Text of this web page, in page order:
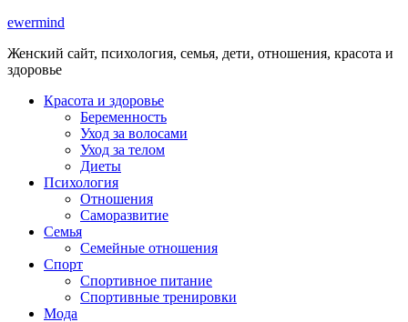
ewermind
Женский сайт, психология, семья, дети, отношения, красота и
здоровье
Красота и здоровье
Беременность
Уход за волосами
Уход за телом
Диеты
Психология
Отношения
Саморазвитие
Семья
Семейные отношения
Спорт
Спортивное питание
Спортивные тренировки
Мода